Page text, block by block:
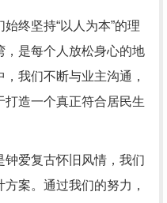
终坚持“以人为本”的理
，是每个人放松身心的地
我们不断与业主沟通，
打造一个真正符合居民生
爱复古怀旧风情，我们
案。通过我们的努力，